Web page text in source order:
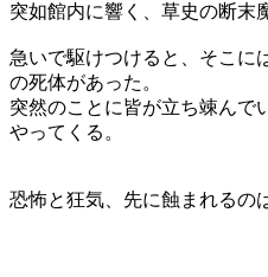
突如館内に響く、草史の断末
急いで駆けつけると、そこに
の死体があった。
突然のことに皆が立ち竦んで
やってくる。
恐怖と狂気、先に蝕まれるの